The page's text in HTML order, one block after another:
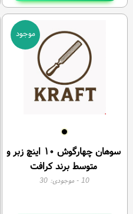
سوهان چهارگوش ۱۰ اینچ زبر و
متوسط برند کرافت
10- موجودی: 30
موجود